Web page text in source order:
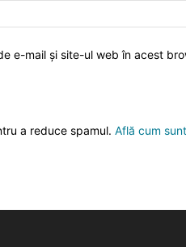
e-mail și site-ul web în acest
a reduce spamul. Află cum